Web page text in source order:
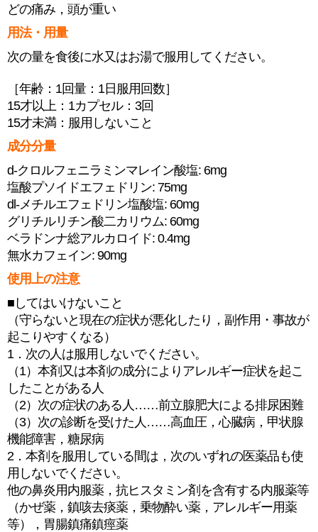
どの痛み，頭が重い
用法・用量
次の量を食後に水又はお湯で服用してください。
［年齢：1回量：1日服用回数］
15才以上：1カプセル：3回
15才未満：服用しないこと
成分分量
d-クロルフェニラミンマレイン酸塩: 6mg
塩酸プソイドエフェドリン: 75mg
dl-メチルエフェドリン塩酸塩: 60mg
グリチルリチン酸二カリウム: 60mg
ベラドンナ総アルカロイド: 0.4mg
無水カフェイン: 90mg
使用上の注意
■してはいけないこと
（守らないと現在の症状が悪化したり，副作用・事故が
起こりやすくなる）
1．次の人は服用しないでください。
（1）本剤又は本剤の成分によりアレルギー症状を起こ
したことがある人
（2）次の症状のある人……前立腺肥大による排尿困難
（3）次の診断を受けた人……高血圧，心臓病，甲状腺
機能障害，糖尿病
2．本剤を服用している間は，次のいずれの医薬品も使
用しないでください。
他の鼻炎用内服薬，抗ヒスタミン剤を含有する内服薬等
（かぜ薬，鎮咳去痰薬，乗物酔い薬，アレルギー用薬
等），胃腸鎮痛鎮痙薬